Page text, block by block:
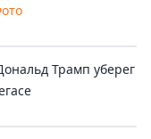
Трамп уберег